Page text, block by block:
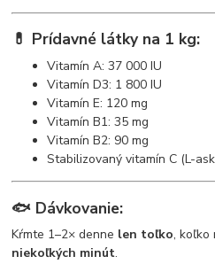
💊 Prídavné látky na 1 kg:
Vitamín A: 37 000 IU
Vitamín D3: 1 800 IU
Vitamín E: 120 mg
Vitamín B1: 35 mg
Vitamín B2: 90 mg
Stabilizovaný vitamín C (L-
🐟 Dávkovanie:
Kŕmte 1–2× denne len toľko, koľko
niekoľkých minút.